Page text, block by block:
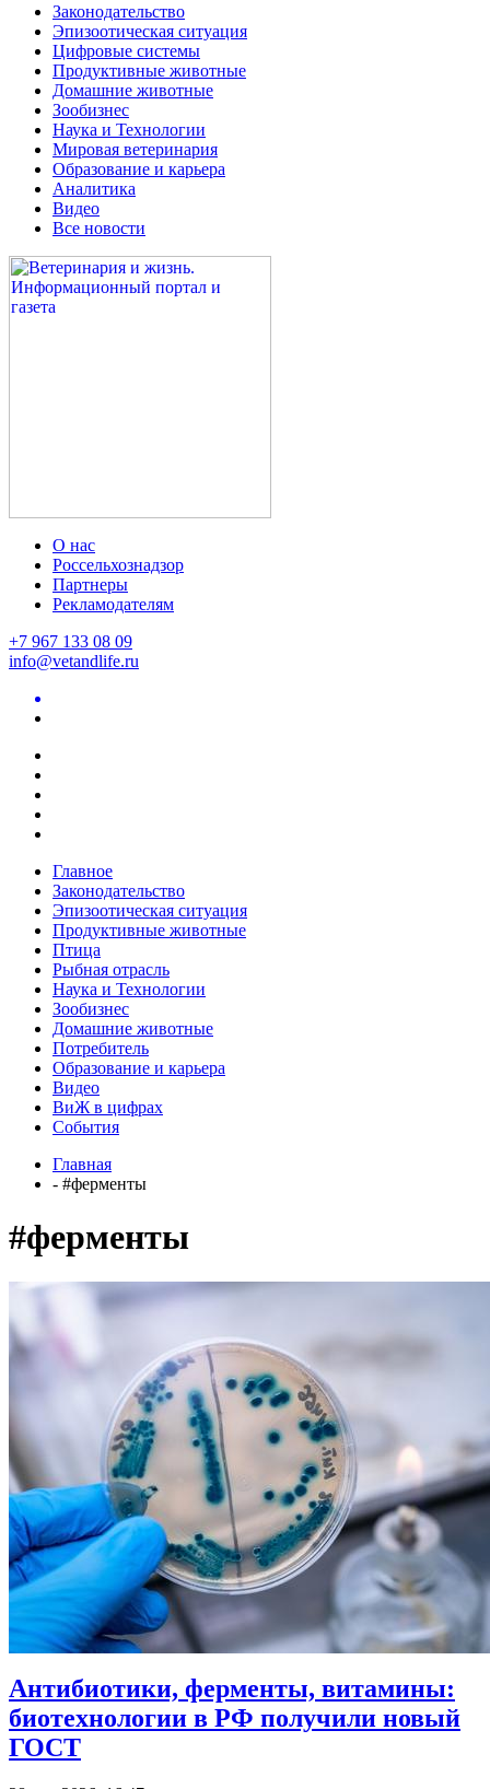
Законодательство
Эпизоотическая ситуация
Цифровые системы
Продуктивные животные
Домашние животные
Зообизнес
Наука и Технологии
Мировая ветеринария
Образование и карьера
Аналитика
Видео
Все новости
О нас
Россельхознадзор
Партнеры
Рекламодателям
+7 967 133 08 09
info@vetandlife.ru
Главное
Законодательство
Эпизоотическая ситуация
Продуктивные животные
Птица
Рыбная отрасль
Наука и Технологии
Зообизнес
Домашние животные
Потребитель
Образование и карьера
Видео
ВиЖ в цифрах
События
Главная
- #ферменты
#ферменты
Антибиотики, ферменты, витамины:
биотехнологии в РФ получили новый
ГОСТ